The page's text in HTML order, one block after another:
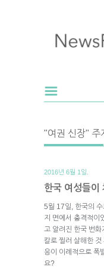
"여권 신장" 주
2016년 6월 1일.
한국 여성들이
5월 17일, 한국의
지 면에서 충격적이
고 알려진 한국 번
칼로 찔러 살해한
응이 이례적으로 폭
요?